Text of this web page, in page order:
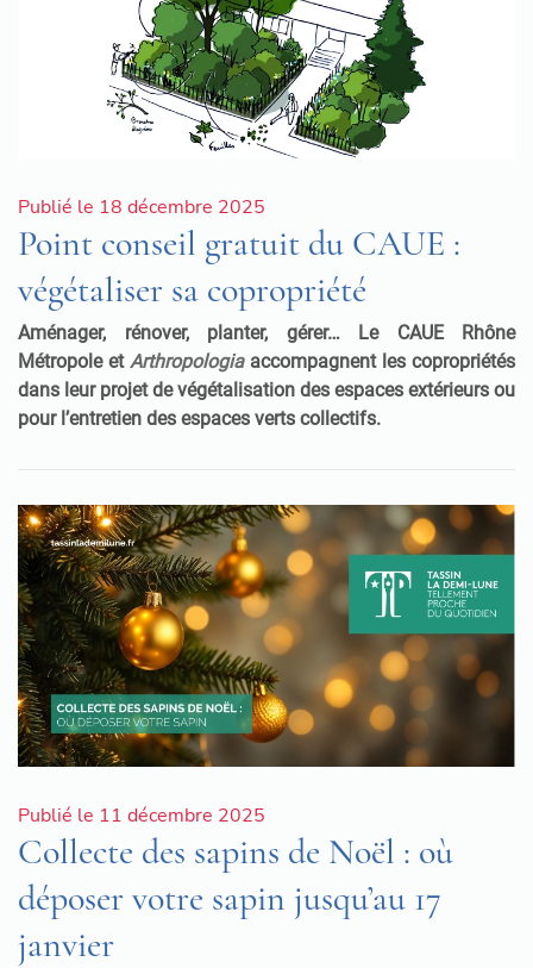
Publié le 18 décembre 2025
Point conseil gratuit du CAUE :
végétaliser sa copropriété
Aménager, rénover, planter, gérer… Le CAUE Rhône
Métropole et Arthropologiaaccompagnent les copropriétés
dans leur projet de végétalisation des espaces extérieurs ou
pour l’entretien des espaces verts collectifs.
Publié le 11 décembre 2025
Collecte des sapins de Noël : où
déposer votre sapin jusqu’au 17
janvier